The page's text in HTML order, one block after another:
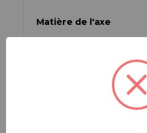
Matière de l'axe
Aed Titane
Matière du corps